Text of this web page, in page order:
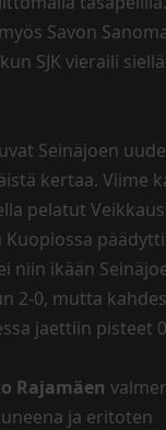
Savon
SJK vieraili siellä
Seinäjoen
kertaa. Viime
pelatut
Kuopiossa
niin ikään
2-0, mutta
jaettiin pisteet
Rajamäen
ja eritoten